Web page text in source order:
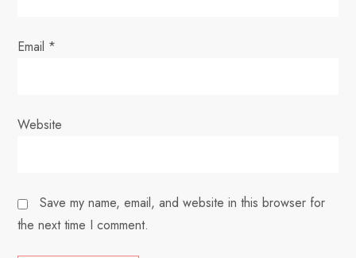
Email *
Website
Save my name, email, and website in this browser for
the next time I comment.